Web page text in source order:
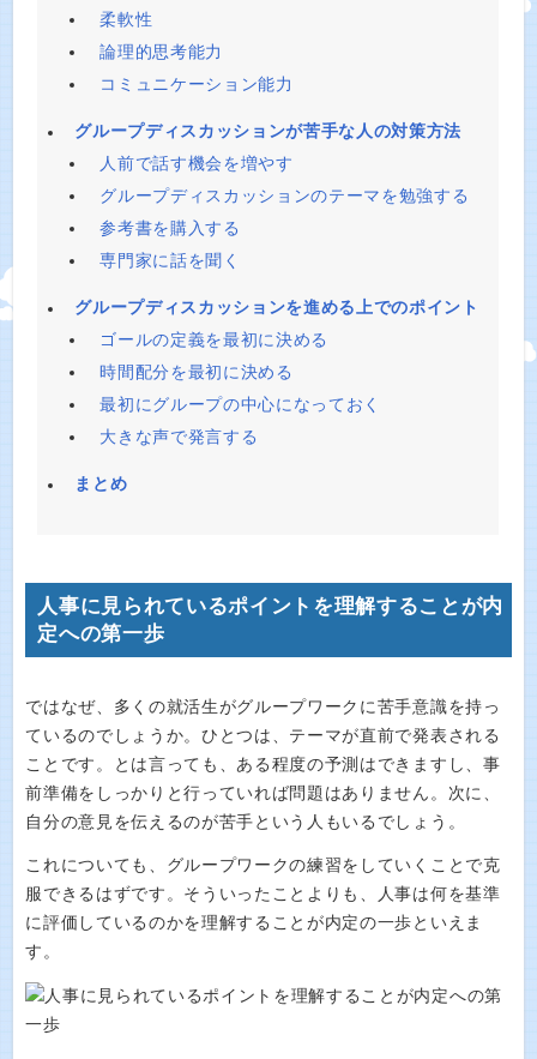
柔軟性
論理的思考能力
コミュニケーション能力
グループディスカッションが苦手な人の対策方法
人前で話す機会を増やす
グループディスカッションのテーマを勉強する
参考書を購入する
専門家に話を聞く
グループディスカッションを進める上でのポイント
ゴールの定義を最初に決める
時間配分を最初に決める
最初にグループの中心になっておく
大きな声で発言する
まとめ
人事に見られているポイントを理解することが内
定への第一歩
ではなぜ、多くの就活生がグループワークに苦手意識を持っ
ているのでしょうか。ひとつは、テーマが直前で発表される
ことです。とは言っても、ある程度の予測はできますし、事
前準備をしっかりと行っていれば問題はありません。次に、
自分の意見を伝えるのが苦手という人もいるでしょう。
これについても、グループワークの練習をしていくことで克
服できるはずです。そういったことよりも、人事は何を基準
に評価しているのかを理解することが内定の一歩といえま
す。